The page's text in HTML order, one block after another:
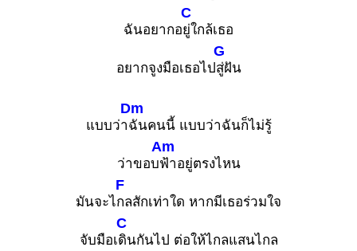
ฉันอยากอ
C
ยู่ใกล้เธอ
อยากจูงมือเธอไป
G
สู่ฝัน
แบบว่า
Dm
ฉันคนนี้ แบบว่าฉันก็ไม่รู้
ว่าขอบ
Am
ฟ้าอยู่ตรงไหน
มันจะไ
F
กลสักเท่าใด หากมีเธอร่วมใจ
จับมือเ
C
ดินกันไป ต่อให้ไกลแสนไกล